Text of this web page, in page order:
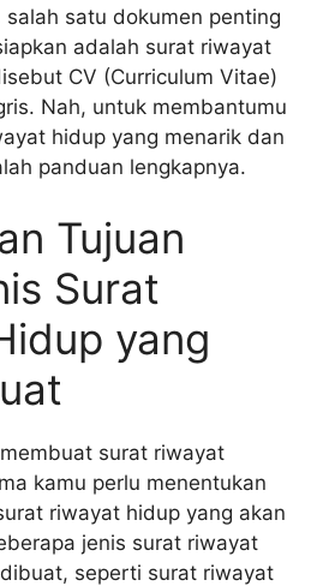
salah satu dokumen penting
adalah surat riwayat
CV (Curriculum Vitae)
Nah, untuk membantumu
hidup yang menarik dan
panduan lengkapnya.
Tujuan
Surat
yang
surat riwayat
kamu perlu menentukan
riwayat hidup yang akan
jenis surat riwayat
seperti surat riwayat